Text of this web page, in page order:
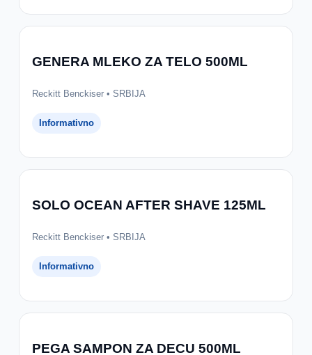
GENERA MLEKO ZA TELO 500ML
Reckitt Benckiser • SRBIJA
Informativno
SOLO OCEAN AFTER SHAVE 125ML
Reckitt Benckiser • SRBIJA
Informativno
PEGA SAMPON ZA DECU 500ML